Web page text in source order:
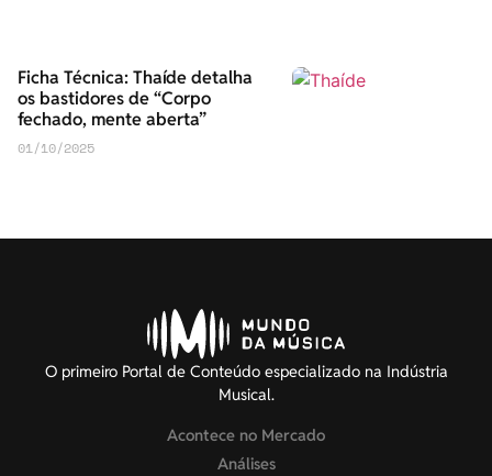
Ficha Técnica: Thaíde detalha
os bastidores de “Corpo
fechado, mente aberta”
01/10/2025
O primeiro Portal de Conteúdo especializado na Indústria
Musical.
Acontece no Mercado
Análises